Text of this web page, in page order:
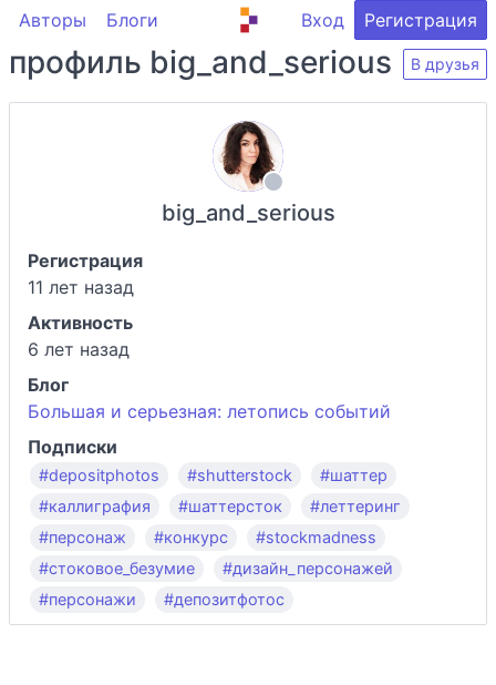
Авторы Блоги Вход Регистрация
профиль big_and_serious В друзья
big_and_serious
Регистрация
11 лет назад
Активность
6 лет назад
Блог
Большая и серьезная: летопись событий
Подписки
#depositphotos #shutterstock
#шаттер
#каллиграфия
#шаттерсток
#леттеринг
#персонаж
#конкурс
#stockmadness
#стоковое_безумие
#дизайн_персонажей
#персонажи
#депозитфотос